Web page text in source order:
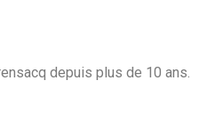
depuis plus de 10 ans.